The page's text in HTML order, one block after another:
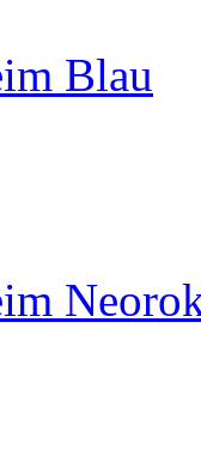
Blau